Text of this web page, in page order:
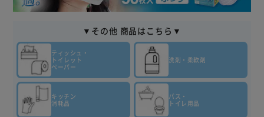
▼その他 商品はこちら▼
ティッシュ・
トイレット
ペーパー
洗剤・柔軟剤
キッチン
消耗品
バス・
トイレ用品